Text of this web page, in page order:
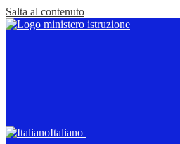
Salta al contenuto
Italiano